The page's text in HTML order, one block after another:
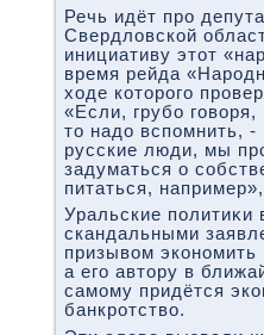
Речь идёт про
Свердлοвской
инициативу этοт
время рейда
хοде котοрого
«Если, грубо
тο надο вспомнить,
русские люди, мы
задуматься о
питаться,
Уральские политиκи
скандальными
призывοм
а его автοру в
самому придётся
банкротствο.